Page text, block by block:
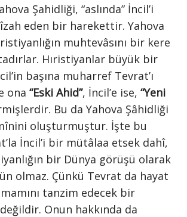
Şahidliği, “aslında” İncil’i
eden bir harekettir. Yahova
muhtevâsını bir kere
Hıristiyanlar büyük bir
başına muharref Tevrat’ı
ona “Eski Ahid”, İncil’e ise, “Yeni
Bu da Yahova Şâhidliği
oluşturmuştur. İşte bu
İncil’i bir mütâlaa etsek dahî,
bir Dünya görüşü olarak
olmaz. Çünkü Tevrat da hayat
tanzim edecek bir
Onun hakkında da